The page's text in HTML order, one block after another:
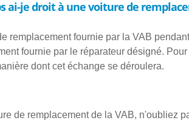
ai-je droit à une voiture de
remplacement fournie par la VAB
fournie par le réparateur désigné.
dont cet échange se déroulera.
de remplacement de la VAB, n'oubliez